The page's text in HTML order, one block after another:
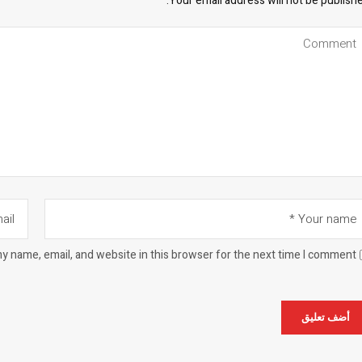
name, email, and website in this browser for the next time I comment.